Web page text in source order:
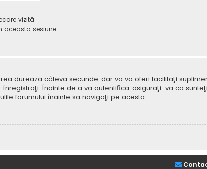
vizită
această sesiune
durează câteva secunde, dar vă va oferi facilităţi
Înainte de a vă autentifica, asiguraţi-vă că
forumului înainte să navigaţi pe acesta.